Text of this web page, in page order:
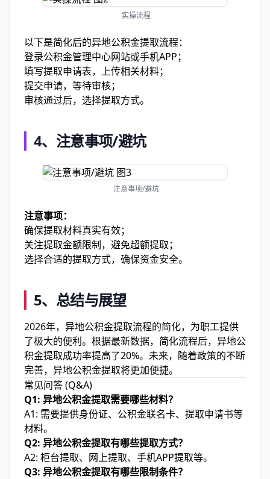
实操流程
以下是简化后的异地公积金提取流程：
登录公积金管理中心网站或手机APP；
填写提取申请表，上传相关材料；
提交申请，等待审核；
审核通过后，选择提取方式。
4、注意事项/避坑
注意事项/避坑
注意事项：
确保提取材料真实有效；
关注提取金额限制，避免超额提取；
选择合适的提取方式，确保资金安全。
5、总结与展望
2026年，异地公积金提取流程的简化，为职工提供
了极大的便利。根据最新数据，简化流程后，异地公
积金提取成功率提高了20%。未来，随着政策的不断
完善，异地公积金提取将更加便捷。
常见问答 (Q&A)
Q1: 异地公积金提取需要哪些材料？
A1: 需要提供身份证、公积金联名卡、提取申请书等
材料。
Q2: 异地公积金提取有哪些提取方式？
A2: 柜台提取、网上提取、手机APP提取等。
Q3: 异地公积金提取有哪些限制条件？